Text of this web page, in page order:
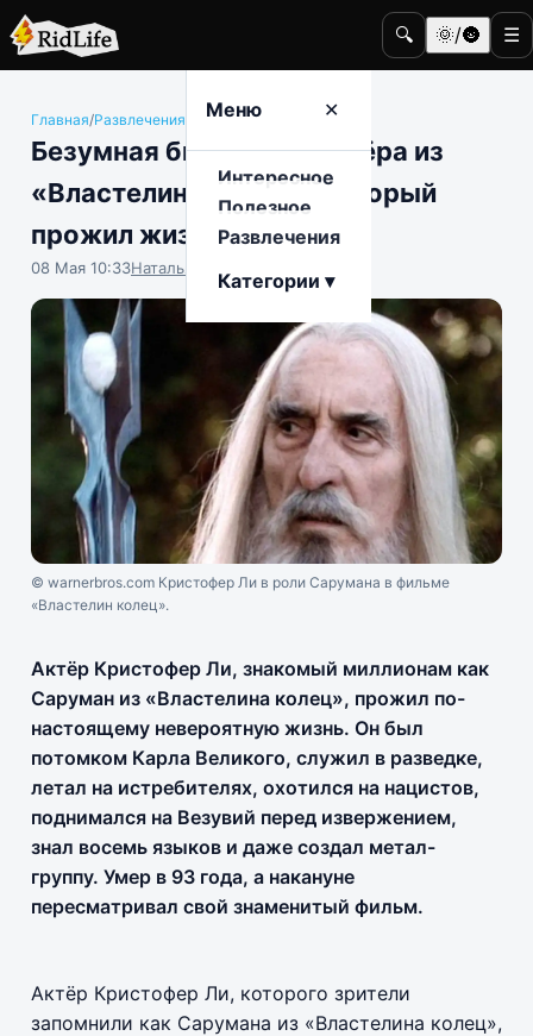
🔍 🌞/🌚 ☰
Меню ✕
Интересное
Полезное
Развлечения
Категории ▾
Главная/Развлечения Знаменитости
Безумная биография актёра из
«Властелина Колец», который
прожил жизнь на 200%
08 Мая 10:33Наталья Герасимова
© warnerbros.com Кристофер Ли в роли Сарумана в фильме
«Властелин колец».
Актёр Кристофер Ли, знакомый миллионам как
Саруман из «Властелина колец», прожил по-
настоящему невероятную жизнь. Он был
потомком Карла Великого, служил в разведке,
летал на истребителях, охотился на нацистов,
поднимался на Везувий перед извержением,
знал восемь языков и даже создал метал-
группу. Умер в 93 года, а накануне
пересматривал свой знаменитый фильм.
Актёр Кристофер Ли, которого зрители
запомнили как Сарумана из «Властелина колец»,